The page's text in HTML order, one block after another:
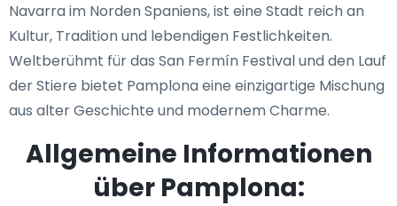
Navarra im Norden Spaniens, ist eine Stadt reich an
Kultur, Tradition und lebendigen Festlichkeiten.
Weltberühmt für das San Fermín Festival und den Lauf
der Stiere bietet Pamplona eine einzigartige Mischung
aus alter Geschichte und modernem Charme.
Allgemeine Informationen
über Pamplona: